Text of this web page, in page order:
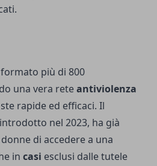
formato più di 800
una vera reteantiviolenza
rapide ed efficaci. Il
nel 2023, ha già
di accedere a una
in casi esclusi dalle tutele